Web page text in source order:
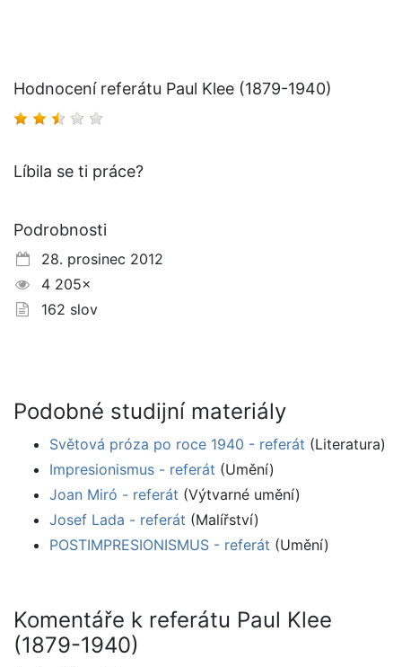
Hodnocení referátu Paul Klee (1879-1940)
Líbila se ti práce?
Podrobnosti
28. prosinec 2012
4 205×
162 slov
Podobné studijní materiály
Světová próza po roce 1940 - referát (Literatura)
Impresionismus - referát (Umění)
Joan Miró - referát (Výtvarné umění)
Josef Lada - referát (Malířství)
POSTIMPRESIONISMUS - referát (Umění)
Komentáře k referátu Paul Klee
(1879-1940)